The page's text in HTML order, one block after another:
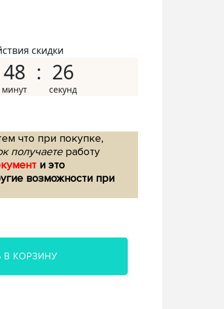
скидки
48 25
что при покупке,
получаетеработу
и это
возможности при
В КОРЗИНУ